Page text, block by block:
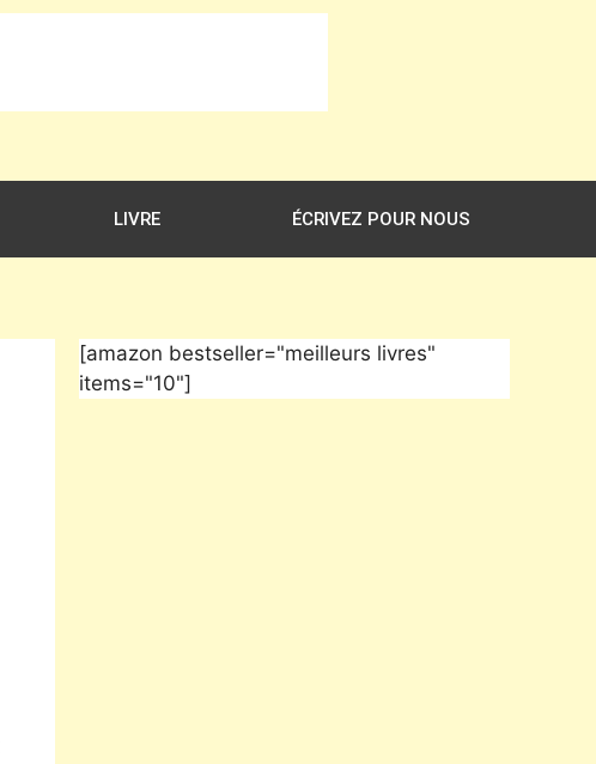
LIVRE ÉCRIVEZ POUR NOUS
[amazon bestseller="meilleurs livres"
items="10"]